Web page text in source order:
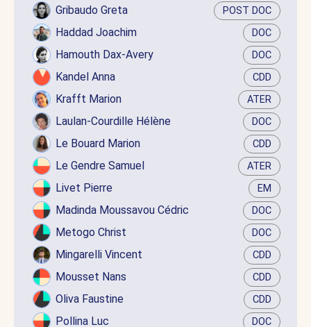
Gribaudo Greta POST DOC
Haddad Joachim DOC
Hamouth Dax-Avery DOC
Kandel Anna CDD
Krafft Marion ATER
Laulan-Courdille Hélène DOC
Le Bouard Marion CDD
Le Gendre Samuel ATER
Livet Pierre EM
Madinda Moussavou Cédric DOC
Metogo Christ DOC
Mingarelli Vincent CDD
Mousset Nans CDD
Oliva Faustine CDD
Pollina Luc DOC